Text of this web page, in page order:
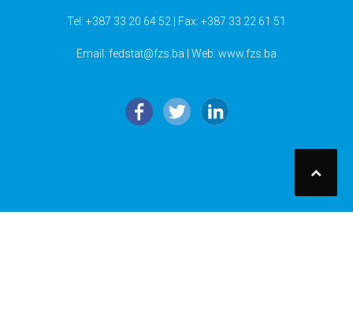
Tel: +387 33 20 64 52 | Fax: +387 33 22 61 51
Email: fedstat@fzs.ba | Web: www.fzs.ba